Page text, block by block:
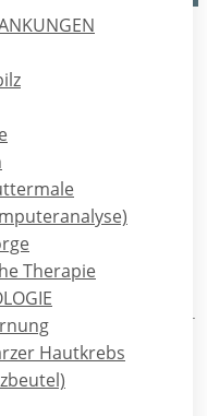
Therapie
Hautkrebs
des
der Badewanne:
oder deren
werden, der
und die gesamte
Punkt konzentriert: wie
aus? Auch ertappen wir
Gegenüber auf
Gedanken um die
auch einmal so